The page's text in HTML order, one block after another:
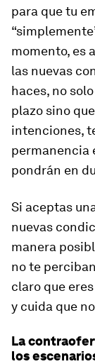
para que tu
momento, es
las nuevas
haces, no
plazo sino
intenciones,
permanencia
pondrán en
Si aceptas
nuevas
manera
no te
claro que
y cuida que
La
los